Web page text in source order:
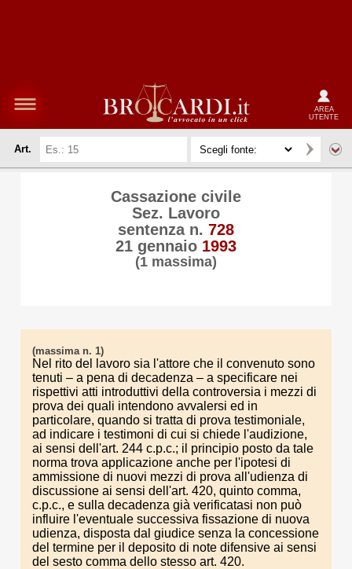
AREA
UTENTE
Art.
Cassazione civile
Sez. Lavoro
sentenza n. 728
21 gennaio 1993
(1 massima)
(massima n. 1)
Nel rito del lavoro sia l'attore che il convenuto sono
tenuti – a pena di decadenza – a specificare nei
rispettivi atti introduttivi della controversia i mezzi di
prova dei quali intendono avvalersi ed in
particolare, quando si tratta di prova testimoniale,
ad indicare i testimoni di cui si chiede l'audizione,
ai sensi dell'art. 244 c.p.c.; il principio posto da tale
norma trova applicazione anche per l'ipotesi di
ammissione di nuovi mezzi di prova all'udienza di
discussione ai sensi dell'art. 420, quinto comma,
c.p.c., e sulla decadenza già verificatasi non può
influire l'eventuale successiva fissazione di nuova
udienza, disposta dal giudice senza la concessione
del termine per il deposito di note difensive ai sensi
del sesto comma dello stesso art. 420.